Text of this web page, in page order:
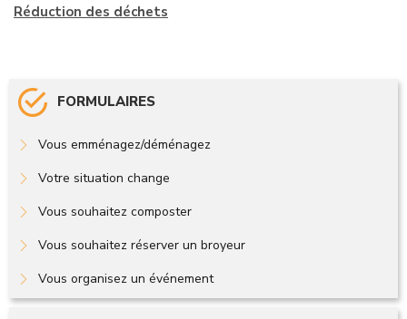
Réduction des déchets
FORMULAIRES
Vous emménagez/déménagez
Votre situation change
Vous souhaitez composter
Vous souhaitez réserver un broyeur
Vous organisez un événement